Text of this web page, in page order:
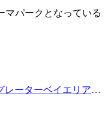
マパークとなっている
Next:広東省は、グレーターベイエリアを世界クラスの観光地にするためのサービス産業能力拡大計画を発表した。